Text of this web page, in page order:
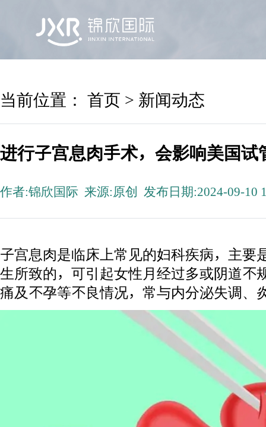
当前位置： 首页 > 新闻动态
进行子宫息肉手术，会影响美国试
作者:锦欣国际 来源:原创 发布日期:2024-09-10
子宫息肉是临床上常见的妇科疾病，主要
生所致的，可引起女性月经过多或阴道不
痛及不孕等不良情况，常与内分泌失调、